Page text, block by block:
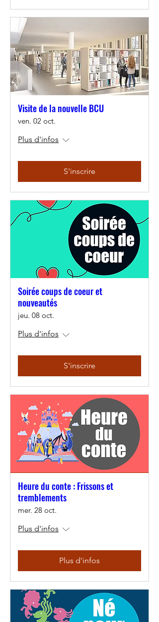
Visite de la nouvelle BCU
ven. 02 oct.
Plus d'infos
S'inscrire
Soirée coups de coeur et
nouveautés
jeu. 08 oct.
Plus d'infos
S'inscrire
Heure du conte : Frissons et
tremblements
mer. 28 oct.
Plus d'infos
Plus d'infos